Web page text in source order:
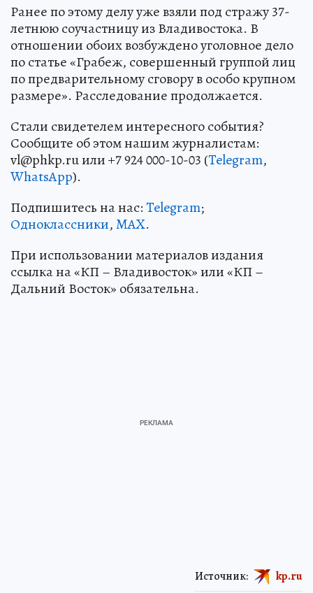
Ранее по этому делу уже взяли под стражу 37-
летнюю соучастницу из Владивостока. В
отношении обоих возбуждено уголовное дело
по статье «Грабеж, совершенный группой лиц
по предварительному сговору в особо крупном
размере». Расследование продолжается.
Стали свидетелем интересного события?
Сообщите об этом нашим журналистам:
vl@phkp.ru или +7 924 000-10-03 (Telegram,
WhatsApp).
Подпишитесь на нас:Telegram;
Одноклассники,MAX.
При использовании материалов издания
ссылка на «КП – Владивосток» или «КП –
Дальний Восток» обязательна.
Источник: kp.ru